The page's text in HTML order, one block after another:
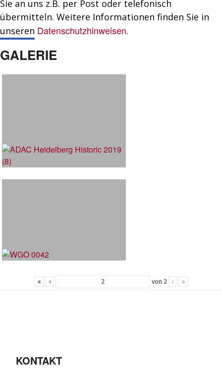
Sie an uns z.B. per Post oder telefonisch
übermitteln. Weitere Informationen finden Sie in
unseren Datenschutzhinweisen.
GALERIE
« ‹ von 2 › »
KONTAKT